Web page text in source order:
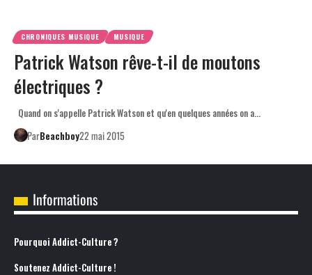
CHRONIQUES MUSIQUE MUSIQUE
Patrick Watson rêve-t-il de moutons
électriques ?
Quand on s'appelle Patrick Watson et qu'en quelques années on a…
ParBeachboy22 mai 2015
Informations
Pourquoi Addict-Culture ?
Soutenez Addict-Culture !